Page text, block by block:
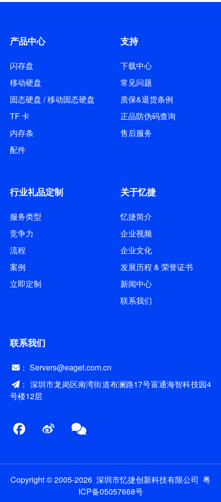
产品中心
闪存盘
移动硬盘
固态硬盘 / 移动固态硬盘
TF 卡
内存条
配件
支持
下载中心
常见问题
质保&退货条例
正品防伪码查询
售后服务
行业礼品定制
服务类型
竞争力
流程
案例
立即定制
关于忆捷
忆捷简介
企业视频
企业文化
发展历程 & 荣誉证书
新闻中心
联系我们
联系我们
： Servers@eaget.com.cn
： 深圳市龙岗区南湾街道布澜路17号富通海智科技园4
号楼12层
Copyright © 2005-2026 深圳市忆捷创新科技有限公司 粤
ICP备05057668号